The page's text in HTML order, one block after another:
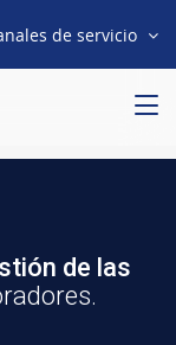
de servicio
de las